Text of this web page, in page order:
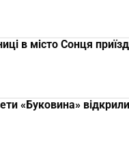
в місто Сонця
«Буковина»